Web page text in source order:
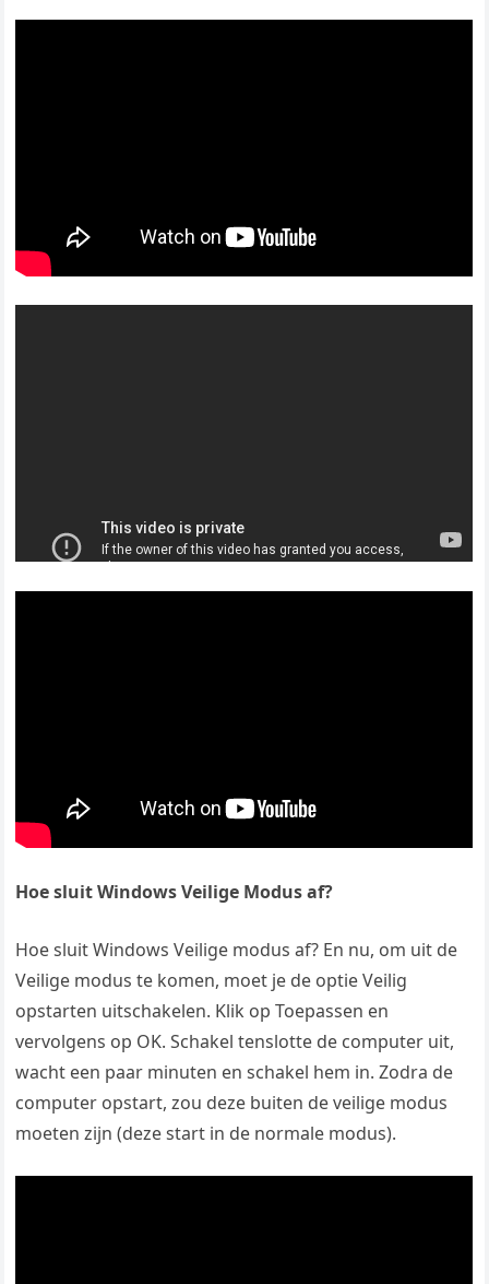
Hoe sluit Windows Veilige Modus af?
Hoe sluit Windows Veilige modus af? En nu, om uit de
Veilige modus te komen, moet je de optie Veilig
opstarten uitschakelen. Klik op Toepassen en
vervolgens op OK. Schakel tenslotte de computer uit,
wacht een paar minuten en schakel hem in. Zodra de
computer opstart, zou deze buiten de veilige modus
moeten zijn (deze start in de normale modus).